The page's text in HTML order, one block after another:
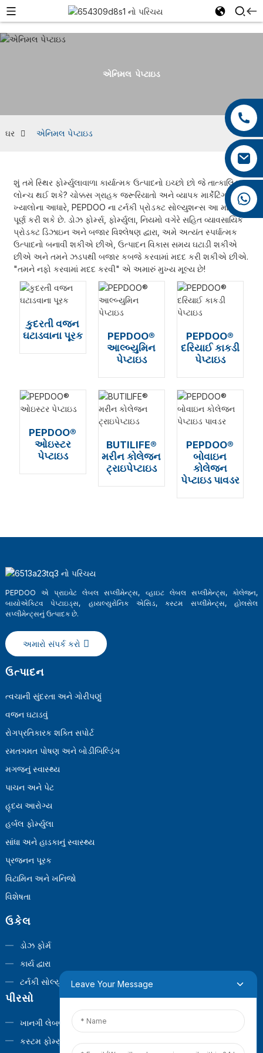
+86 13959222339
+86 18965423693
એનિમલ પેપ્ટાઇડ
ઘર એનિમલ પેપ્ટાઇડ
શું તમે સ્થિર ફોર્મ્યુલાવાળા કાર્યાત્મક ઉત્પાદનો ઇચ્છો છો જે તાત્કાલિક
લોન્ચ થઈ શકે? ચોક્કસ ગ્રાહક જરૂરિયાતો અને વ્યાપક માર્કેટિંગ
ખ્યાલોના આધારે, PEPDOO ના ટર્નકી પ્રોડક્ટ સોલ્યુશન્સ આ માંગને
પૂર્ણ કરી શકે છે. ડોઝ ફોર્મ્સ, ફોર્મ્યુલા, નિયમો વગેરે સહિત વ્યાવસાયિક
પ્રોડક્ટ ડિઝાઇન અને બજાર વિશ્લેષણ દ્વારા, અમે અત્યંત સ્પર્ધાત્મક
ઉત્પાદનો બનાવી શકીએ છીએ, ઉત્પાદન વિકાસ સમય ઘટાડી શકીએ
છીએ અને તમને ઝડપથી બજાર કબજે કરવામાં મદદ કરી શકીએ છીએ.
"તમને નફો કરવામાં મદદ કરવી" એ અમારું મુખ્ય મૂલ્ય છે!
કુદરતી વજન
ઘટાડવાના પૂરક
PEPDOO®
આલ્બ્યુમિન
પેપ્ટાઇડ
PEPDOO®
દરિયાઈ કાકડી
પેપ્ટાઇડ
PEPDOO®
ઓઇસ્ટર
પેપ્ટાઇડ
BUTILIFE®
મરીન કોલેજન
ટ્રાઇપેપ્ટાઇડ
PEPDOO®
બોવાઇન
કોલેજન
પેપ્ટાઇડ પાવડર
PEPDOO એ પ્રાઇવેટ લેબલ સપ્લીમેન્ટ્સ, વ્હાઇટ લેબલ સપ્લીમેન્ટ્સ, કોલેજન,
બાયોએક્ટિવ પેપ્ટાઇડ્સ, હાયલ્યુરોનિક એસિડ, કસ્ટમ સપ્લીમેન્ટ્સ, હોલસેલ
સપ્લીમેન્ટ્સનું ઉત્પાદક છે.
અમારો સંપર્ક કરો
ઉત્પાદન
ત્વચાની સુંદરતા અને ગોરીપણું
વજન ઘટાડવું
રોગપ્રતિકારક શક્તિ સપોર્ટ
રમતગમત પોષણ અને બોડીબિલ્ડિંગ
મગજનું સ્વાસ્થ્ય
પાચન અને પેટ
હૃદય આરોગ્ય
હર્બલ ફોર્મ્યુલા
સાંધા અને હાડકાનું સ્વાસ્થ્ય
પ્રજનન પૂરક
વિટામિન અને ખનિજો
વિશેષતા
ઉકેલ
ડોઝ ફોર્મ
કાર્ય દ્વારા
ટર્નકી સોલ્યુશન્સ
પીરસો
ખાનગી લેબલ
કસ્ટમ ફોર્મ્યુલા
Leave Your Message